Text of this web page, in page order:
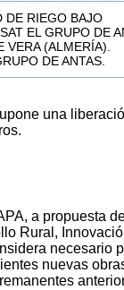
DE RIEGO BAJO
EL GRUPO DE
VERA (ALMERÍA).
DE ANTAS.
una
a propuesta
Rural,
necesario
nuevas